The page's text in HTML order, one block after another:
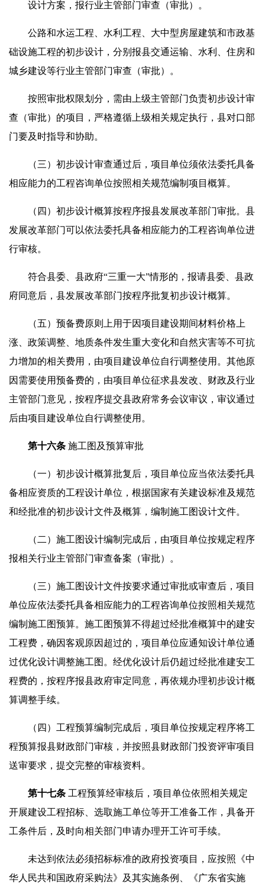
设计方案，报行业主管部门审查（审批）。
公路和水运工程、水利工程、大中型房屋建筑和市政基
础设施工程的初步设计，分别报县交通运输、水利、住房和
城乡建设等行业主管部门审查（审批）。
按照审批权限划分，需由上级主管部门负责初步设计审
查（审批）的项目，严格遵循上级相关规定执行，县对口部
门要及时指导和协助。
（三）初步设计审查通过后，项目单位须依法委托具备
相应能力的工程咨询单位按照相关规范编制项目概算。
（四）初步设计概算按程序报县发展改革部门审批。县
发展改革部门可以依法委托具备相应能力的工程咨询单位进
行审核。
符合县委、县政府“三重一大”情形的，报请县委、县政
府同意后，县发展改革部门按程序批复初步设计概算。
（五）预备费原则上用于因项目建设期间材料价格上
涨、政策调整、地质条件发生重大变化和自然灾害等不可抗
力增加的相关费用，由项目建设单位自行调整使用。其他原
因需要使用预备费的，由项目单位征求县发改、财政及行业
主管部门意见，按程序提交县政府常务会议审议，审议通过
后由项目建设单位自行调整使用。
第十六条 施工图及预算审批
（一）初步设计概算批复后，项目单位应当依法委托具
备相应资质的工程设计单位，根据国家有关建设标准及规范
和经批准的初步设计文件及概算，编制施工图设计文件。
（二）施工图设计编制完成后，由项目单位按规定程序
报相关行业主管部门审查备案（审批）。
（三）施工图设计文件按要求通过审批或审查后，项目
单位应依法委托具备相应能力的工程咨询单位按照相关规范
编制施工图预算。施工图预算不得超过经批准概算中的建安
工程费，确因客观原因超过的，项目单位应通知设计单位通
过优化设计调整施工图。经优化设计后仍超过经批准建安工
程费的，按程序报县政府审定同意，再依规办理初步设计概
算调整手续。
（四）工程预算编制完成后，项目单位按规定程序将工
程预算报县财政部门审核，并按照县财政部门投资评审项目
送审要求，提交完整的审核资料。
第十七条 工程预算经审核后，项目单位依照相关规定
开展建设工程招标、选取施工单位等开工准备工作，具备开
工条件后，及时向相关部门申请办理开工许可手续。
未达到依法必须招标标准的政府投资项目，应按照《中
华人民共和国政府采购法》及其实施条例、《广东省实施